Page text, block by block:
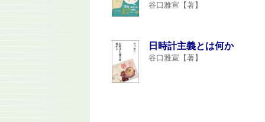
谷口雅宣【著】
日時計主義とは何か
谷口雅宣【著】